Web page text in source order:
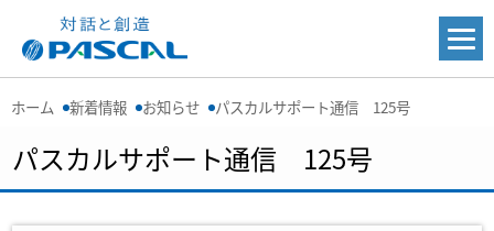
ホーム 新着情報 お知らせ パスカルサポート通信 125号
パスカルサポート通信 125号